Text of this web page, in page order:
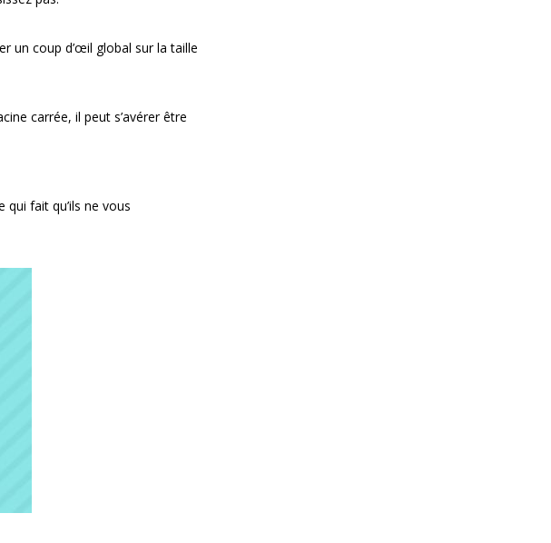
un coup d’œil global sur la taille
carrée, il peut s’avérer être
qui fait qu’ils ne vous